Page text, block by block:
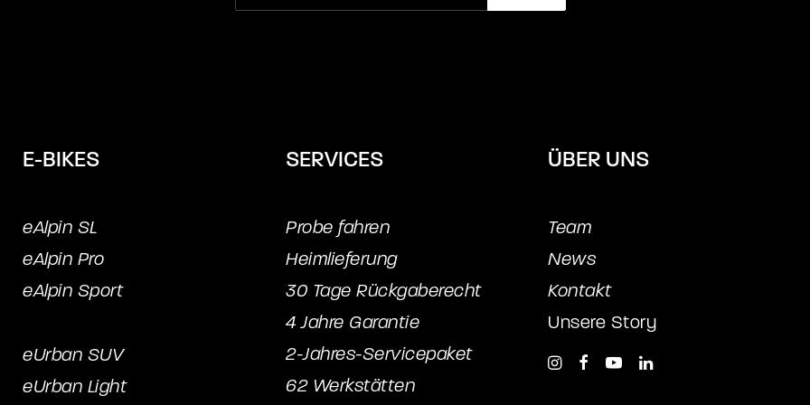
E-BIKES
eAlpin SL
eAlpin Pro
eAlpin Sport
eUrban SUV
eUrban Light
SERVICES
Probe fahren
Heimlieferung
30 Tage Rückgaberecht
4 Jahre Garantie
2-Jahres-Servicepaket
62 Werkstätten
ÜBER UNS
Team
News
Kontakt
Unsere Story